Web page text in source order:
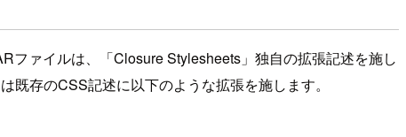
ファイルは、「Closure Stylesheets」独自の拡張記述を施し
存のCSS記述に以下のような拡張を施します。